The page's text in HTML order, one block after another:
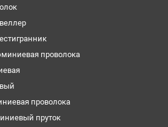
проволока
проволока
пруток